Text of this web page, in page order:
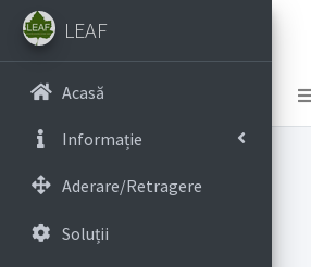
LEAF
Acasă
Informație
Aderare/Retragere
Soluții